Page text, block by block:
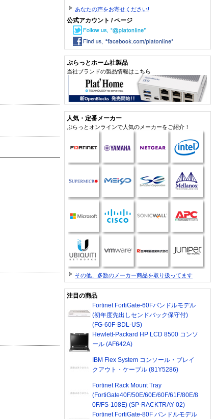
あなたの声をお寄せください!
公式アカウント / ページ
ぷらっとホーム社製品
当社ブランドの製品情報はこちら
人気・定番メーカー
ぷらっとオンラインで人気のメーカーをご紹介！
その他、多数のメーカー商品を取り扱ってます
注目の商品
Fortinet FortiGate-60Fバンドルモデル
(初年度先出しセンドバック保守付)
(FG-60F-BDL-US)
Hewlett-Packard HP LCD 8500 コンソ
ール (AF642A)
IBM Flex System コンソール・ブレイ
クアウト・ケーブル (81Y5286)
Fortinet Rack Mount Tray
(FortiGate40F/50E/60E/60F/61F/80E/8
0F/FS-108E) (SP-RACKTRAY-02)
Fortinet FortiGate-80F バンドルモデル